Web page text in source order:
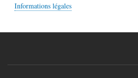
Informations légales